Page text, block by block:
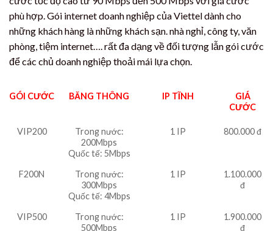
phù hợp. Gói internet doanh nghiệp của Viettel dành cho
những khách hàng là những khách sạn. nhà nghỉ, công ty, văn
phòng, tiệm internet…. rất đa dạng về đối tượng lẫn gói cước
để các chủ doanh nghiệp thoải mái lựa chọn.
GÓI CƯỚC BĂNG THÔNG IP TĨNH
GIÁ
CƯỚC
VIP200
Trong nước:
200Mbps
Quốc tế: 5Mbps
1 IP 800.000 đ
F200N
Trong nước:
300Mbps
Quốc tế: 4Mbps
1 IP
1.100.000
đ
VIP500
Trong nước:
500Mbps
1 IP
1.900.000
đ